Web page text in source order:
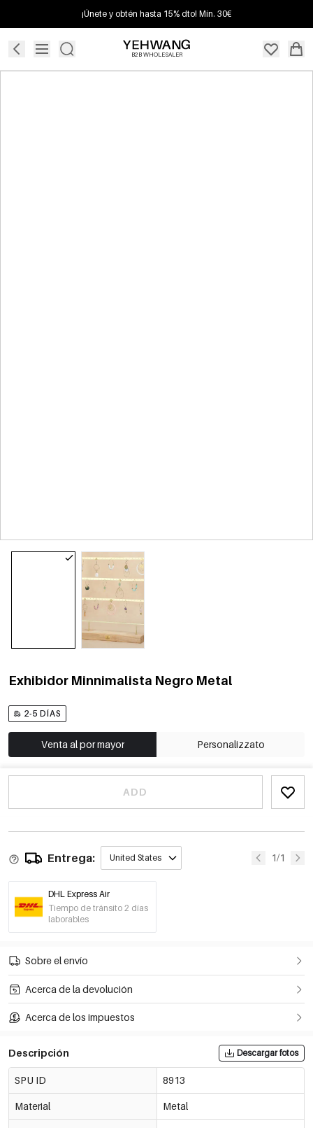
¡Únete y obtén hasta 15% dto! Mín. 30€
B2B WHOLESALER
Exhibidor Minnimalista Negro Metal
2-5 DÍAS
Venta al por mayor Personalizzato
ADD
Entrega: United States 1/1
DHL Express Air
Tiempo de tránsito 2 días
laborables
Sobre el envío
Acerca de la devolución
Acerca de los impuestos
Descripción Descargar fotos
SPU ID 8913
Material Metal